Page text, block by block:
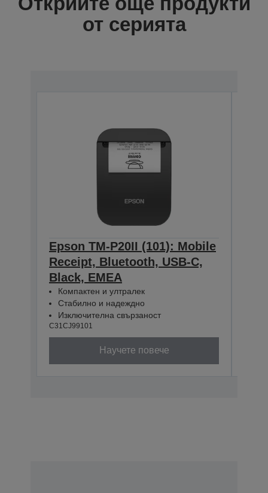
от серията
Epson TM-P20II (101): Mobile
Receipt, Bluetooth, USB-C,
Black, EMEA
Компактен и ултралек
Стабилно и надеждно
Изключителна свързаност
C31CJ99101
Научете повече